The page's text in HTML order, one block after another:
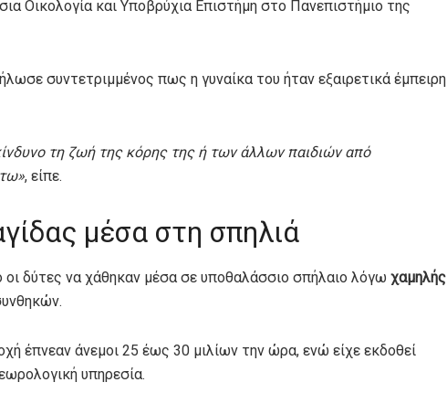
Οικολογία και Υποβρύχια Επιστήμη στο Πανεπιστήμιο της
συντετριμμένος πως η γυναίκα του ήταν εξαιρετικά έμπειρη
τη ζωή της κόρης της ή των άλλων παιδιών από
, είπε.
μέσα στη σπηλιά
οι δύτες να χάθηκαν μέσα σε υποθαλάσσιο σπήλαιο λόγω χαμηλής
έπνεαν άνεμοι 25 έως 30 μιλίων την ώρα, ενώ είχε εκδοθεί
υπηρεσία.